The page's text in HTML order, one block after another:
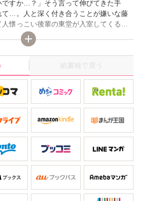
ですか…？」そう言って伸びてきた手
て…。人と深く付き合うことが嫌いな藤
懐っこい後輩の東堂が入室してくる。
いれば出ていくだろうと思い冷たくあし
ていくどころか積極的に構ってくる。そ
ると、東堂が隣で眠っていて…!?お風呂
い!?日に日に心も体も近づく二人だった
者が出る。ということは東堂と無理し
…？もしかして同室解消!?
紙書籍で買う